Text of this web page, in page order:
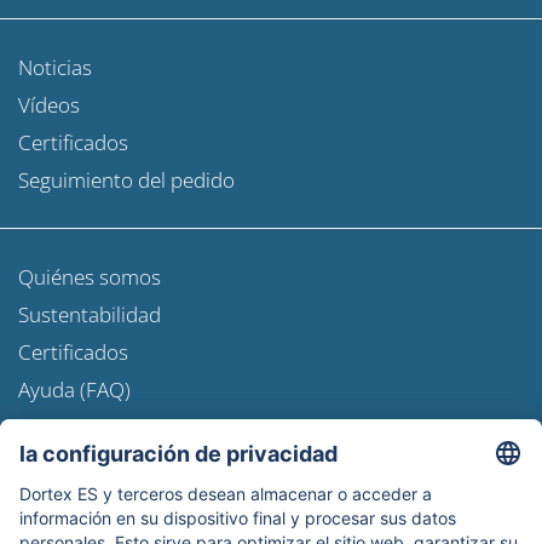
Noticias
Vídeos
Certificados
Seguimiento del pedido
Quiénes somos
Sustentabilidad
Certificados
Ayuda (FAQ)
Newsroom
Información de envío